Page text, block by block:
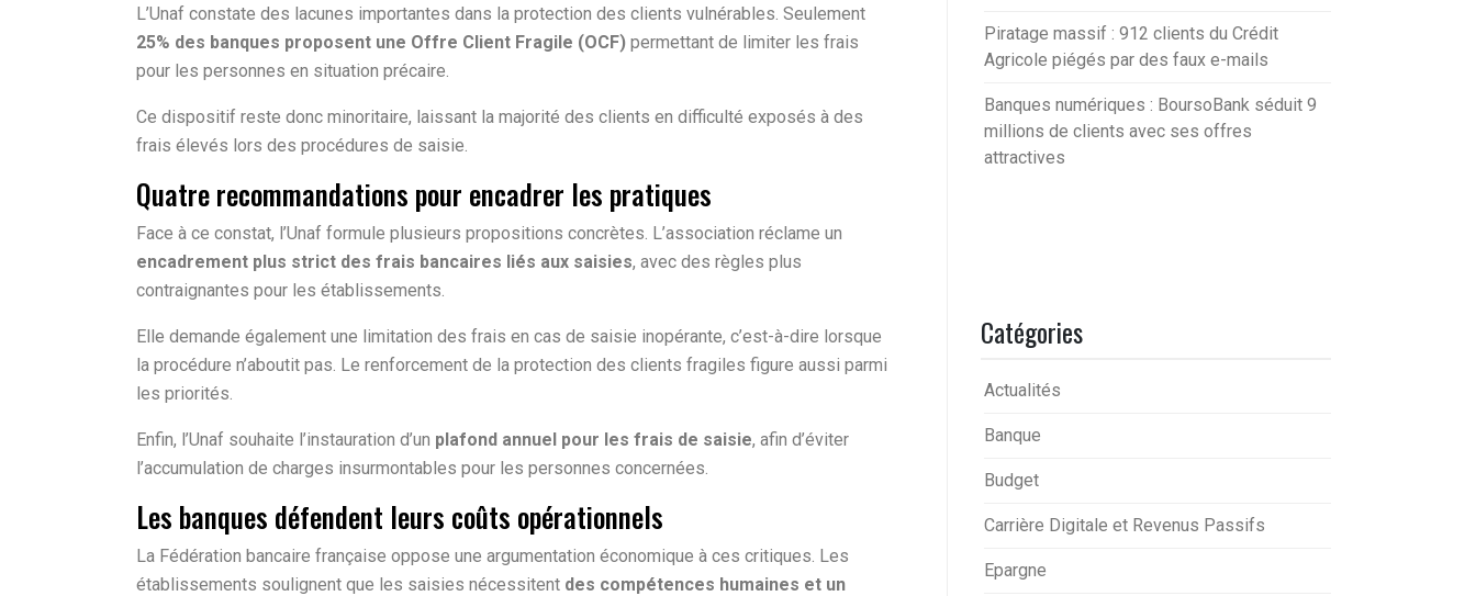
L’Unaf constate des lacunes importantes dans la protection des clients vulnérables. Seulement
25% des banques proposent une Offre Client Fragile (OCF) permettant de limiter les frais
pour les personnes en situation précaire.
Ce dispositif reste donc minoritaire, laissant la majorité des clients en difficulté exposés à des
frais élevés lors des procédures de saisie.
Quatre recommandations pour encadrer les pratiques
Face à ce constat, l’Unaf formule plusieurs propositions concrètes. L’association réclame un
encadrement plus strict des frais bancaires liés aux saisies, avec des règles plus
contraignantes pour les établissements.
Elle demande également une limitation des frais en cas de saisie inopérante, c’est-à-dire lorsque
la procédure n’aboutit pas. Le renforcement de la protection des clients fragiles figure aussi parmi
les priorités.
Enfin, l’Unaf souhaite l’instauration d’un plafond annuel pour les frais de saisie, afin d’éviter
l’accumulation de charges insurmontables pour les personnes concernées.
Les banques défendent leurs coûts opérationnels
La Fédération bancaire française oppose une argumentation économique à ces critiques. Les
établissements soulignent que les saisies nécessitent des compétences humaines et un
Piratage massif : 912 clients du Crédit
Agricole piégés par des faux e-mails
Banques numériques : BoursoBank séduit 9
millions de clients avec ses offres
attractives
Catégories
Actualités
Banque
Budget
Carrière Digitale et Revenus Passifs
Epargne